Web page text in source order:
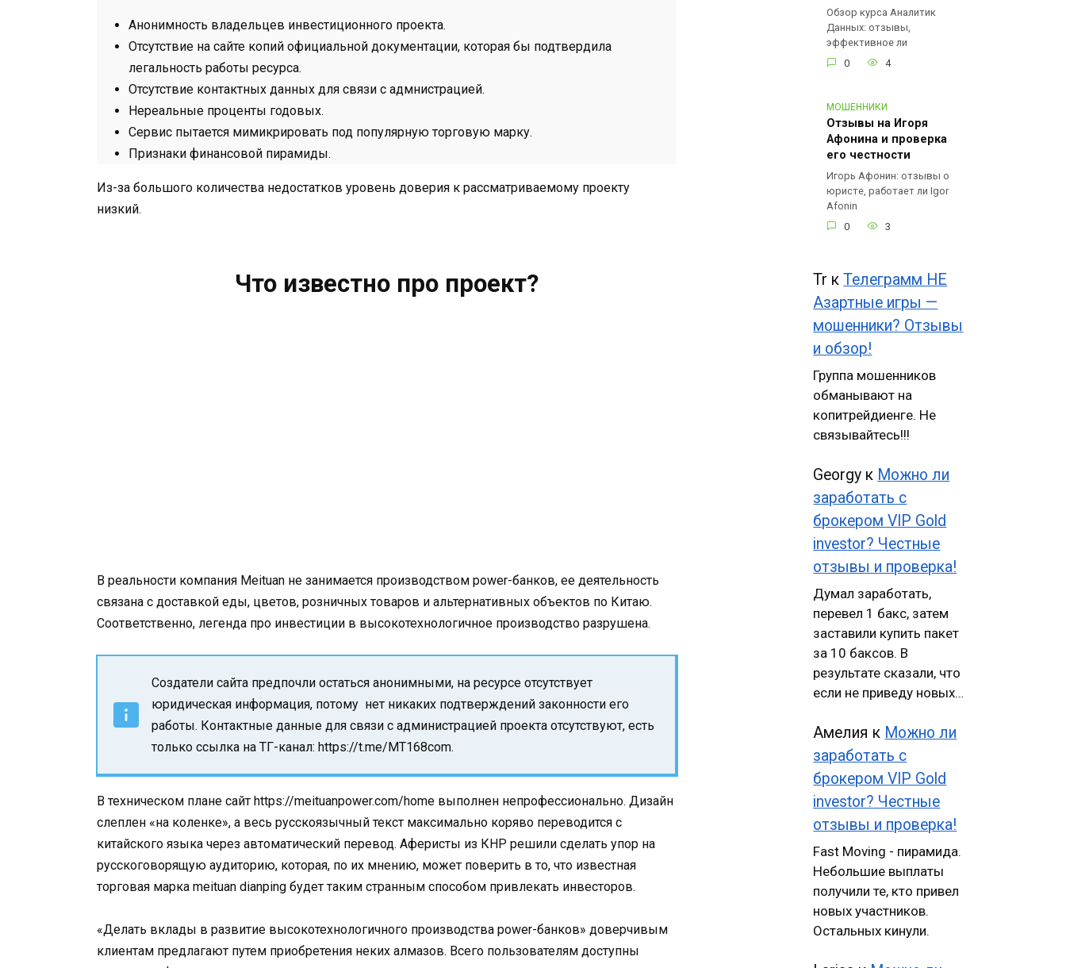
Анонимность владельцев инвестиционного проекта.
Отсутствие на сайте копий официальной документации, которая бы подтвердила
легальность работы ресурса.
Отсутствие контактных данных для связи с адмнистрацией.
Нереальные проценты годовых.
Сервис пытается мимикрировать под популярную торговую марку.
Признаки финансовой пирамиды.
Из-за большого количества недостатков уровень доверия к рассматриваемому проекту
низкий.
Что известно про проект?
В реальности компания Meituan не занимается производством power-банков, ее деятельность
связана с доставкой еды, цветов, розничных товаров и альтернативных объектов по Китаю.
Соответственно, легенда про инвестиции в высокотехнологичное производство разрушена.
Создатели сайта предпочли остаться анонимными, на ресурсе отсутствует
юридическая информация, потому нет никаких подтверждений законности его
работы. Контактные данные для связи с администрацией проекта отсутствуют, есть
только ссылка на ТГ-канал: https://t.me/MT168com.
В техническом плане сайт https://meituanpower.com/home выполнен непрофессионально. Дизайн
слеплен «на коленке», а весь русскоязычный текст максимально коряво переводится с
китайского языка через автоматический перевод. Аферисты из КНР решили сделать упор на
русскоговорящую аудиторию, которая, по их мнению, может поверить в то, что известная
торговая марка meituan dianping будет таким странным способом привлекать инвесторов.
«Делать вклады в развитие высокотехнологичного производства power-банков» доверчивым
клиентам предлагают путем приобретения неких алмазов. Всего пользователям доступны
Обзор курса Аналитик
Данных: отзывы,
эффективное ли
0
4
МОШЕННИКИ
Отзывы на Игоря
Афонина и проверка
его честности
Игорь Афонин: отзывы о
юристе, работает ли Igor
Afonin
0
3
Tr кТелеграмм НЕ
Азартные игры —
мошенники? Отзывы
и обзор!
Группа мошенников
обманывают на
копитрейдиенге. Не
связывайтесь!!!
Georgy к Можно ли
заработать с
брокером VIP Gold
investor? Честные
отзывы и проверка!
Думал заработать,
перевел 1 бакс, затем
заставили купить пакет
за 10 баксов. В
результате сказали, что
если не приведу новых…
Амелия к Можно ли
заработать с
брокером VIP Gold
investor? Честные
отзывы и проверка!
Fast Moving - пирамида.
Небольшие выплаты
получили те, кто привел
новых участников.
Остальных кинули.